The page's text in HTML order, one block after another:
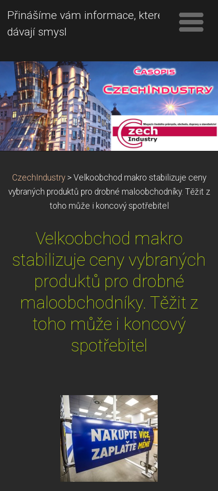
Přinášíme vám informace, které
dávají smysl
CzechIndustry > Velkoobchod makro stabilizuje ceny
vybraných produktů pro drobné maloobchodníky. Těžit z
toho může i koncový spotřebitel
Velkoobchod makro
stabilizuje ceny vybraných
produktů pro drobné
maloobchodníky. Těžit z
toho může i koncový
spotřebitel